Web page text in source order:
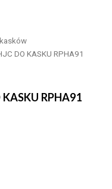
DO KASKU RPHA91
RPHA91